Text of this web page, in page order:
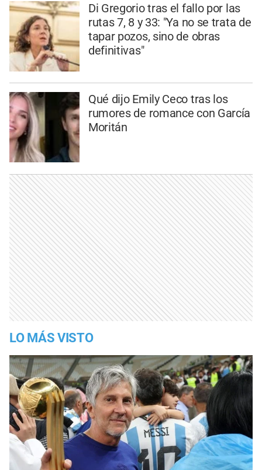
Di Gregorio tras el fallo por las
rutas 7, 8 y 33: "Ya no se trata de
tapar pozos, sino de obras
definitivas"
Qué dijo Emily Ceco tras los
rumores de romance con García
Moritán
LO MÁS VISTO